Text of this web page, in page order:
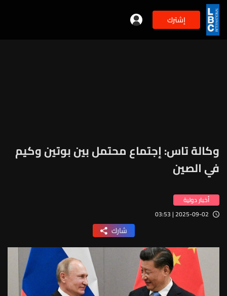
إشترك
وكالة تاس: إجتماع محتمل بين بوتين وكيم
في الصين
أخبار دولية
2025-09-02 | 03:53
شارك